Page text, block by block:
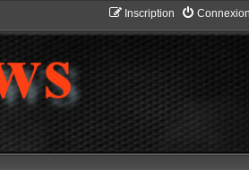
Connexion
Inscription